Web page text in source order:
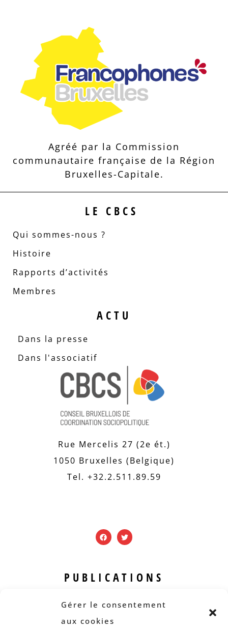
Gérer le consentement
aux cookies
Agréé par la Commission
communautaire française de la Région
Bruxelles-Capitale.
LE CBCS
Qui sommes-nous ?
Histoire
Rapports d’activités
Membres
ACTU
Dans la presse
Dans l'associatif
Rue Mercelis 27 (2e ét.)
1050 Bruxelles (Belgique)
Tel. +32.2.511.89.59
PUBLICATIONS
Revue B.I.S.
Rapports et analyses